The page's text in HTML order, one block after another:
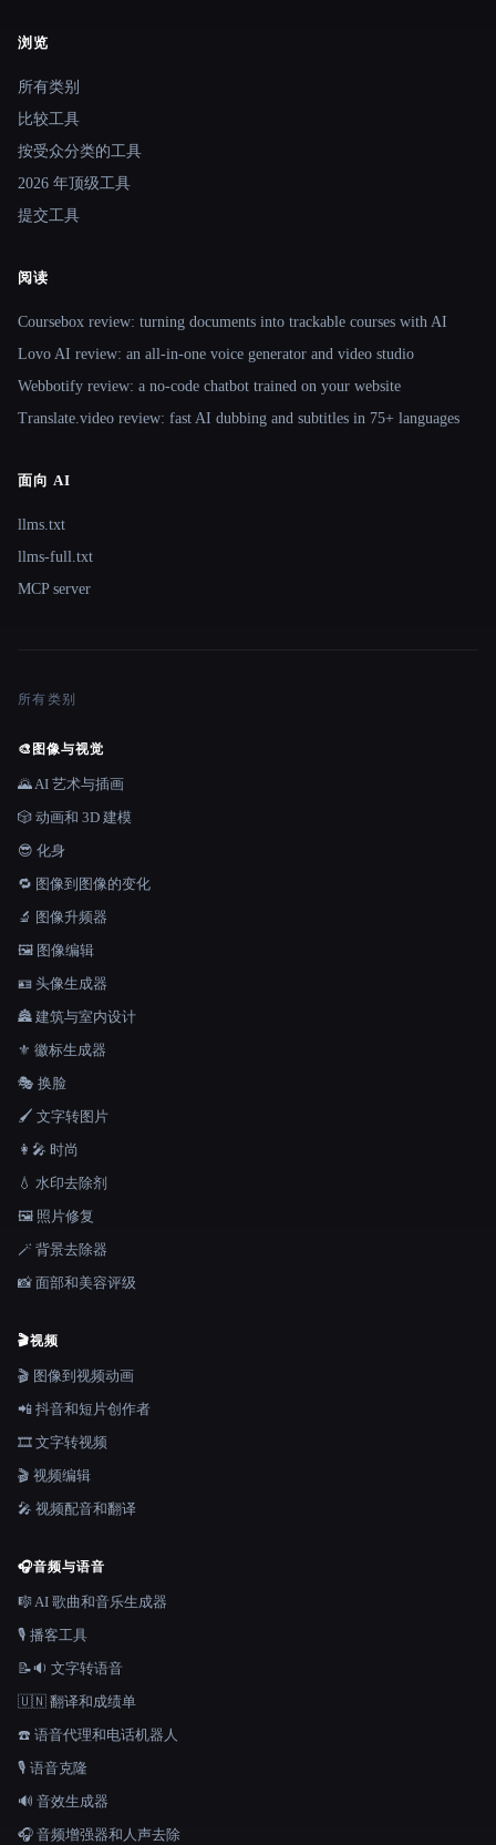
Site navigation
浏览
所有类别
比较工具
按受众分类的工具
2026 年顶级工具
提交工具
阅读
Coursebox review: turning documents into trackable courses with AI
Lovo AI review: an all-in-one voice generator and video studio
Webbotify review: a no-code chatbot trained on your website
Translate.video review: fast AI dubbing and subtitles in 75+ languages
面向 AI
llms.txt
llms-full.txt
MCP server
所有类别
🎨 图像与视觉
🌄 AI 艺术与插画
🎲 动画和 3D 建模
😎 化身
🔁 图像到图像的变化
🔬 图像升频器
🖼️ 图像编辑
🪪 头像生成器
🏯 建筑与室内设计
⚜️ 徽标生成器
🎭 换脸
🖌️ 文字转图片
👩‍🎤 时尚
💧 水印去除剂
🖼️ 照片修复
🪄 背景去除器
📸 面部和美容评级
🎬视频
🎬 图像到视频动画
📲 抖音和短片创作者
🎞️ 文字转视频
🎬 视频编辑
🎤 视频配音和翻译
🎧音频与语音
🎼 AI 歌曲和音乐生成器
🎙️ 播客工具
📝🔉 文字转语音
🇺🇳 翻译和成绩单
☎️ 语音代理和电话机器人
🎙️ 语音克隆
🔊 音效生成器
🎧 音频增强器和人声去除